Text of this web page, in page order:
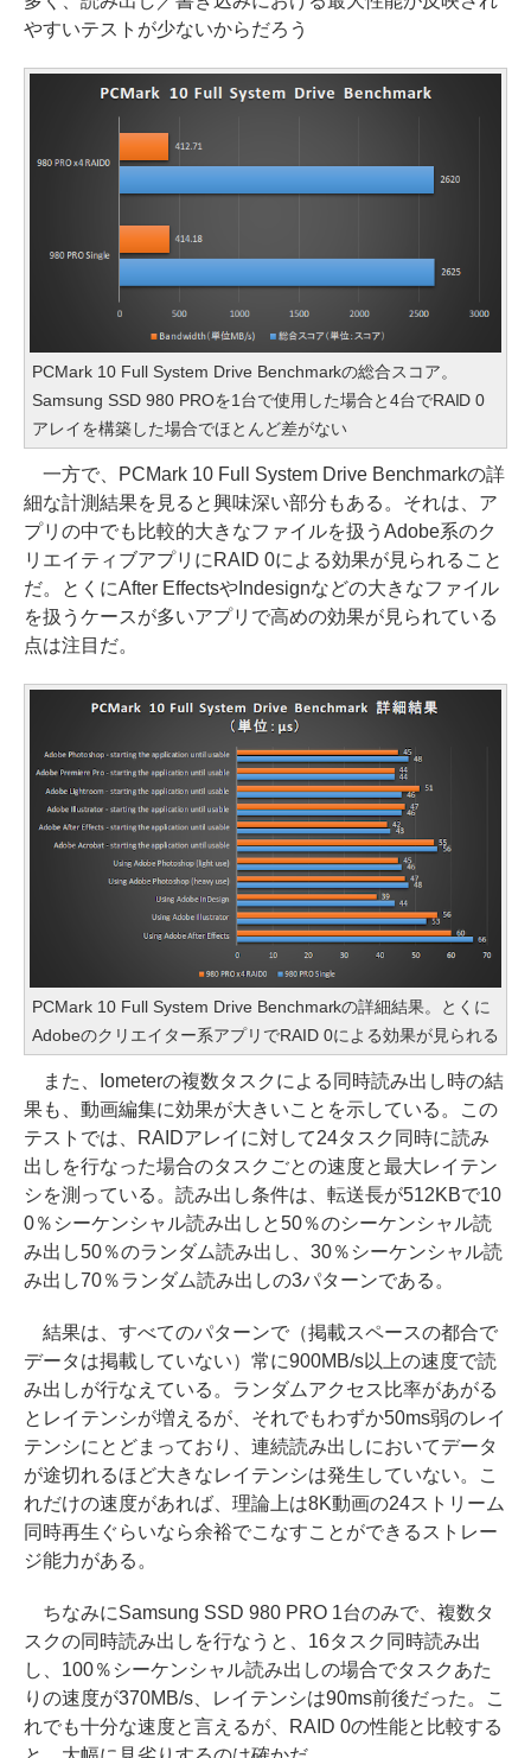
やすいテストが少ないからだろう
PCMark 10 Full System Drive Benchmarkの総合スコア。
Samsung SSD 980 PROを1台で使用した場合と4台でRAID 0
アレイを構築した場合でほとんど差がない
一方で、PCMark 10 Full System Drive Benchmarkの詳
細な計測結果を見ると興味深い部分もある。それは、ア
プリの中でも比較的大きなファイルを扱うAdobe系のク
リエイティブアプリにRAID 0による効果が見られること
だ。とくにAfter EffectsやIndesignなどの大きなファイル
を扱うケースが多いアプリで高めの効果が見られている
点は注目だ。
PCMark 10 Full System Drive Benchmarkの詳細結果。とくに
Adobeのクリエイター系アプリでRAID 0による効果が見られる
また、Iometerの複数タスクによる同時読み出し時の結
果も、動画編集に効果が大きいことを示している。この
テストでは、RAIDアレイに対して24タスク同時に読み
出しを行なった場合のタスクごとの速度と最大レイテン
シを測っている。読み出し条件は、転送長が512KBで10
0％シーケンシャル読み出しと50％のシーケンシャル読
み出し50％のランダム読み出し、30％シーケンシャル読
み出し70％ランダム読み出しの3パターンである。
結果は、すべてのパターンで（掲載スペースの都合で
データは掲載していない）常に900MB/s以上の速度で読
み出しが行なえている。ランダムアクセス比率があがる
とレイテンシが増えるが、それでもわずか50ms弱のレイ
テンシにとどまっており、連続読み出しにおいてデータ
が途切れるほど大きなレイテンシは発生していない。こ
れだけの速度があれば、理論上は8K動画の24ストリーム
同時再生ぐらいなら余裕でこなすことができるストレー
ジ能力がある。
ちなみにSamsung SSD 980 PRO 1台のみで、複数タ
スクの同時読み出しを行なうと、16タスク同時読み出
し、100％シーケンシャル読み出しの場合でタスクあた
りの速度が370MB/s、レイテンシは90ms前後だった。こ
れでも十分な速度と言えるが、RAID 0の性能と比較する